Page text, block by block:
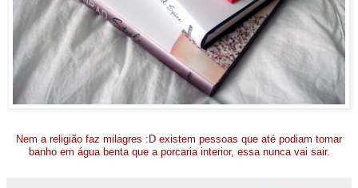
Nem a religião faz milagres :D existem pessoas que até podiam tomar
banho em água benta que a porcaria interior, essa nunca vai sair.